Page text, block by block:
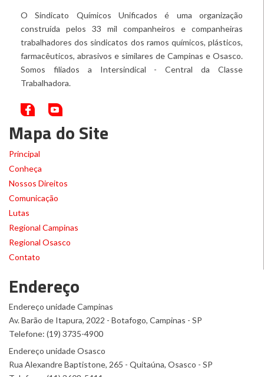
O Sindicato Químicos Unificados é uma organização
construída pelos 33 mil companheiros e companheiras
trabalhadores dos sindicatos dos ramos químicos, plásticos,
farmacêuticos, abrasivos e similares de Campinas e Osasco.
Somos filiados a Intersindical - Central da Classe
Trabalhadora.
Mapa do Site
Principal
Conheça
Nossos Direitos
Comunicação
Lutas
Regional Campinas
Regional Osasco
Contato
Endereço
Endereço unidade Campinas
Av. Barão de Itapura, 2022 - Botafogo, Campinas - SP
Telefone: (19) 3735-4900
Endereço unidade Osasco
Rua Alexandre Baptistone, 265 - Quitaúna, Osasco - SP